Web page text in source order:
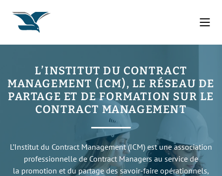
L’INSTITUT DU CONTRACT
MANAGEMENT (ICM), LE RÉSEAU DE
PARTAGE ET DE FORMATION SUR LE
CONTRACT MANAGEMENT
L’Institut du Contract Management (ICM) est une association
professionnelle de Contract Managers au service de
la promotion et du partage des savoir-faire opérationnels,